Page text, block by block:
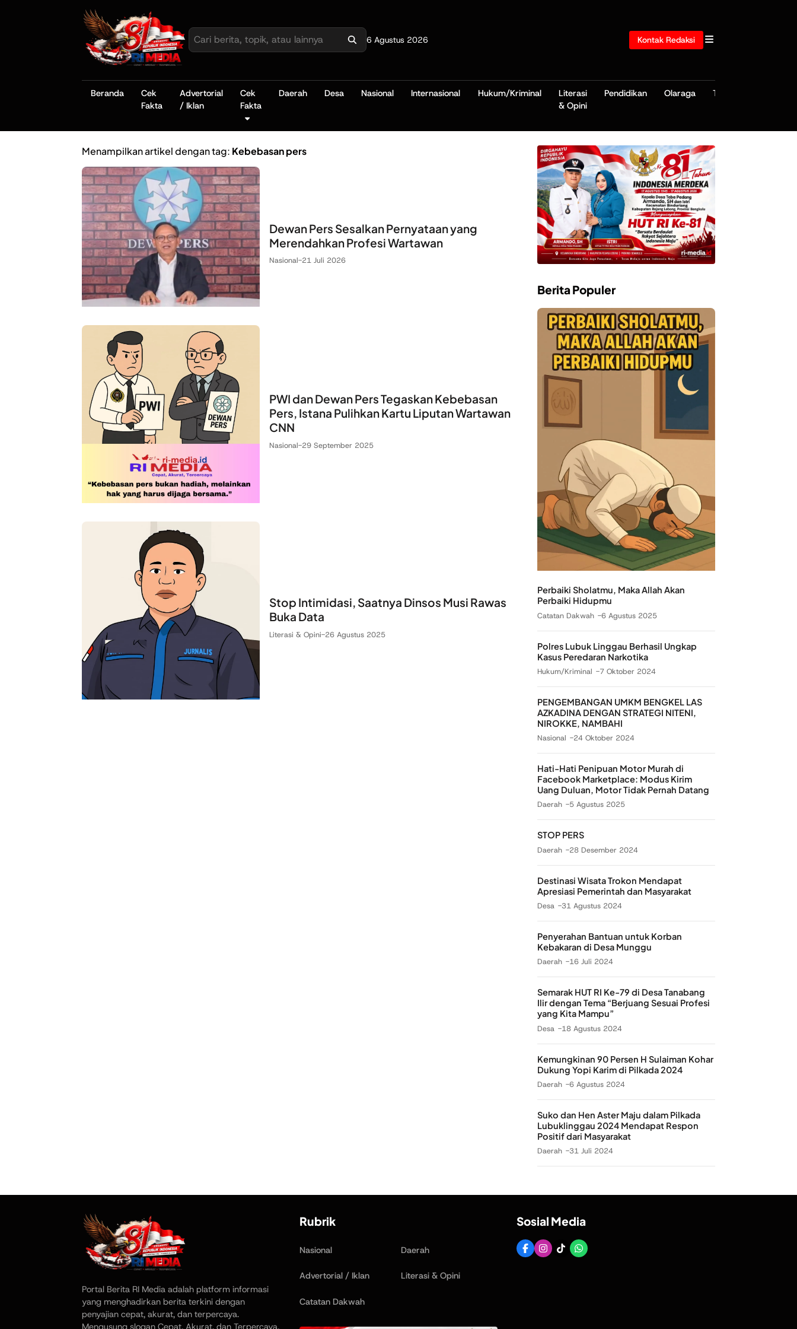
6 Agustus 2026 Kontak Redaksi
Beranda
Cek
Fakta
Advertorial
/ Iklan
Cek
Fakta
Daerah Desa Nasional Internasional Hukum/Kriminal
Literasi
& Opini
Pendidikan Olaraga TNI/POLRI
Menampilkan artikel dengan tag: Kebebasan pers
Dewan Pers Sesalkan Pernyataan yang
Merendahkan Profesi Wartawan
Nasional-21 Juli 2026
PWI dan Dewan Pers Tegaskan Kebebasan
Pers, Istana Pulihkan Kartu Liputan Wartawan
CNN
Nasional-29 September 2025
Stop Intimidasi, Saatnya Dinsos Musi Rawas
Buka Data
Literasi & Opini-26 Agustus 2025
Berita Populer
Perbaiki Sholatmu, Maka Allah Akan
Perbaiki Hidupmu
Catatan Dakwah 6 Agustus 2025
Polres Lubuk Linggau Berhasil Ungkap
Kasus Peredaran Narkotika
Hukum/Kriminal 7 Oktober 2024
PENGEMBANGAN UMKM BENGKEL LAS
AZKADINA DENGAN STRATEGI NITENI,
NIROKKE, NAMBAHI
Nasional 24 Oktober 2024
Hati-Hati Penipuan Motor Murah di
Facebook Marketplace: Modus Kirim
Uang Duluan, Motor Tidak Pernah Datang
Daerah 5 Agustus 2025
STOP PERS
Daerah 28 Desember 2024
Destinasi Wisata Trokon Mendapat
Apresiasi Pemerintah dan Masyarakat
Desa 31 Agustus 2024
Penyerahan Bantuan untuk Korban
Kebakaran di Desa Munggu
Daerah 16 Juli 2024
Semarak HUT RI Ke-79 di Desa Tanabang
Ilir dengan Tema “Berjuang Sesuai Profesi
yang Kita Mampu”
Desa 18 Agustus 2024
Kemungkinan 90 Persen H Sulaiman Kohar
Dukung Yopi Karim di Pilkada 2024
Daerah 6 Agustus 2024
Suko dan Hen Aster Maju dalam Pilkada
Lubuklinggau 2024 Mendapat Respon
Positif dari Masyarakat
Daerah 31 Juli 2024
Portal Berita RI Media adalah platform informasi
yang menghadirkan berita terkini dengan
penyajian cepat, akurat, dan terpercaya.
Rubrik
Nasional Daerah
Advertorial / Iklan Literasi & Opini
Catatan Dakwah
Sosial Media